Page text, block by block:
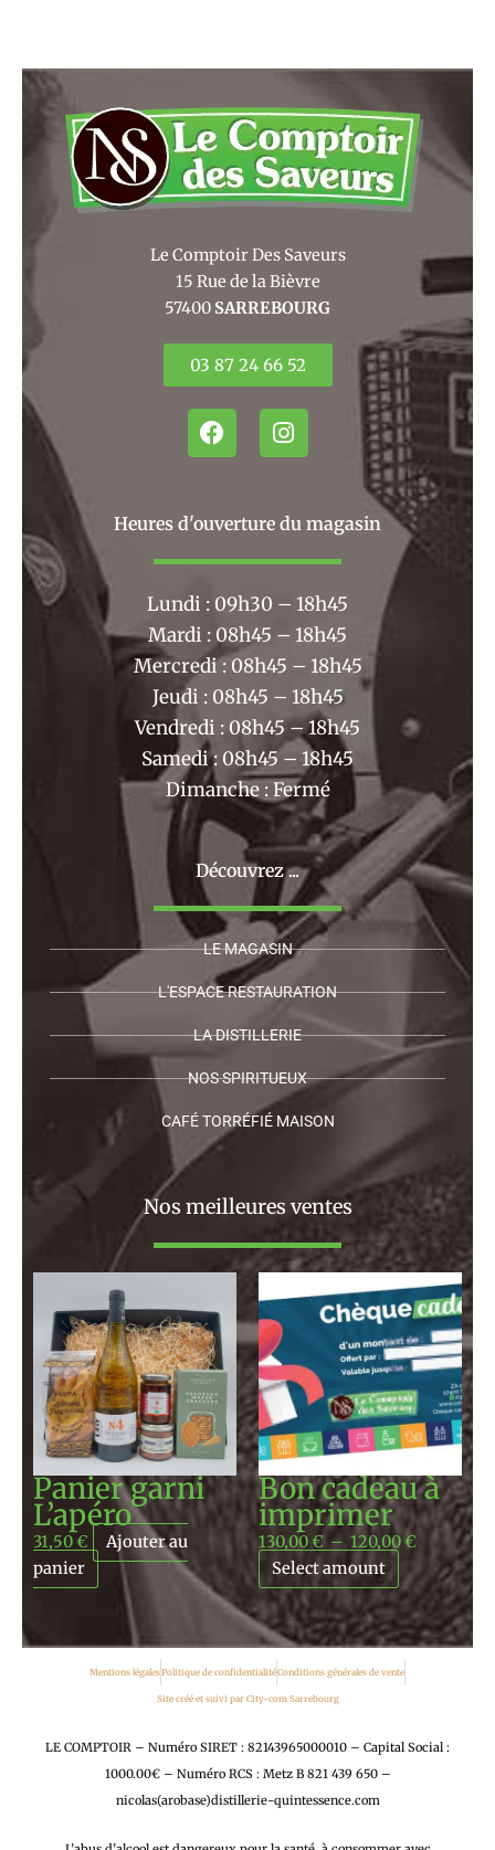
Le Comptoir Des Saveurs
15 Rue de la Bièvre
57400 SARREBOURG
03 87 24 66 52
F
a
b
o
k
I
n
a
r
m
Heures d'ouverture du magasin
Lundi : 09h30 – 18h45
Mardi : 08h45 – 18h45
Mercredi : 08h45 – 18h45
Jeudi : 08h45 – 18h45
Vendredi : 08h45 – 18h45
Samedi : 08h45 – 18h45
Dimanche : Fermé
Découvrez ...
LE MAGASIN
L'ESPACE RESTAURATION
LA DISTILLERIE
NOS SPIRITUEUX
CAFÉ TORRÉFIÉ MAISON
Nos meilleures ventes
Panier garni
L’apéro
31,50€
Ajouter au
panier
Bon cadeau à
imprimer
130,00€ – 120,00€
Plage
de
prix :
130,00 €
à
120,00 €
Select amount
Mentions légalesPolitique de confidentialitéConditions générales de vente
Site créé et suivi par City-com Sarrebourg
LE COMPTOIR – Numéro SIRET : 82143965000010 – Capital Social :
1000.00€ – Numéro RCS : Metz B 821 439 650 –
nicolas(arobase)distillerie-quintessence.com